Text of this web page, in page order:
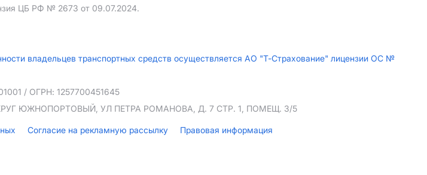
ЦБ РФ № 2673 от 09.07.2024.
владельцев транспортных средств осуществляется АО "Т-Страхование" лицензии ОС №
/ ОГРН: 1257700451645
ЮЖНОПОРТОВЫЙ, УЛ ПЕТРА РОМАНОВА, Д. 7 СТР. 1, ПОМЕЩ. 3/5
Согласие на рекламную рассылку Правовая информация